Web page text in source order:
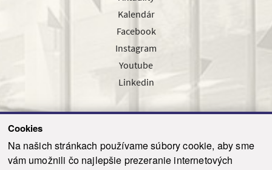
Cookies
Na našich stránkach používame súbory cookie, aby sme
vám umožnili čo najlepšie prezeranie internetových
Kalendár
Facebook
Instagram
Youtube
Linkedin